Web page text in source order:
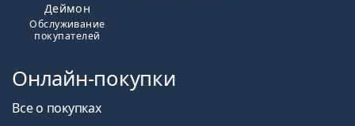
Деймон
Обслуживание
покупателей
Онлайн-покупки
Все о покупках